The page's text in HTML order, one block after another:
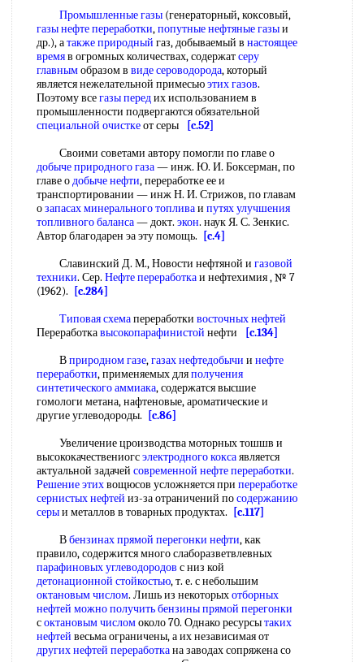
Промышленные газы (генераторный, коксовый,
газы нефте переработки,попутные нефтяные газыи
др.), атакже природный газ, добываемый в настоящее
времяв огромных количествах, содержатсеру
главнымобразом в виде сероводорода, который
является нежелательной примесьюэтих газов.
Поэтому всегазы передих использованием в
промышленности подвергаются обязательной
специальной очисткеот серы
[c.52]
Своими советами автору помогли по главе о
добыче природного газа— инж. Ю. И. Боксерман, по
главе одобыче нефти, переработке ее и
транспортировании — инж Н. И. Стрижов, по главам
озапасах минерального топливаи путях улучшения
топливного баланса— докт. экон. наук Я. С. Зенкис.
Автор благодарен эа эту помощь.
[c.4]
Славинский Д. М., Новости нефтяной и газовой
техники. Сер. Нефте переработкаи нефтехимия , № 7
(1962).
[c.284]
Типовая схемапереработки восточных нефтей
Переработкавысокопарафинистой нефти
[c.134]
Вприродном газе,газах нефтедобычи и нефте
переработки, применяемых дляполучения
синтетического аммиака, содержатся высшие
гомологи метана, нафтеновые, ароматические и
другие углеводороды.
[c.86]
Увеличение цроизводства моторных тошшв и
высококачествениогсэлектродного коксаявляется
актуальной задачей современной нефте переработки.
Решение этихвощюсов усложняется при переработке
сернистых нефтей из-за отраничений посодержанию
серыи металлов в товарных продуктах.
[c.117]
Вбензинах прямой перегонки нефти, как
правило, содержится много слаборазветвлевных
парафиновых углеводородов с низ кой
детонационной стойкостью, т. е. с небольшим
октановым числом. Лишь из некоторыхотборных
нефтей можно получитьбензины прямой перегонки
соктановым числомоколо 70. Однако ресурсытаких
нефтей весьма ограничены, а их независимая от
других нефтей переработкана заводах сопряжена со